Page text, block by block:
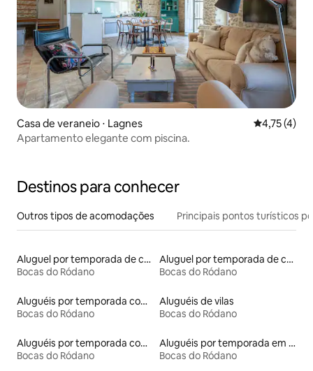
Casa de veraneio ⋅ Lagnes 4,75 de
4,75 (4)
Apartamento elegante com piscina.
Destinos para conhecer
Outros tipos de acomodações Principais pontos turísticos
Aluguel por temporada de casas de hóspedes
Bocas do Ródano
Aluguel por temporada de castelos
Bocas do Ródano
Aluguéis por temporada com acesso ao lago
Bocas do Ródano
Aluguéis de vilas
Bocas do Ródano
Aluguéis por temporada com acesso à praia
Bocas do Ródano
Aluguéis por temporada em albergue
Bocas do Ródano